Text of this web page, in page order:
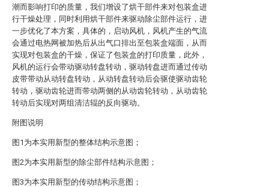
潮而影响打印的质量，我们增设了烘干部件来对包装盒进
行干燥处理，同时利用烘干部件来驱动除尘部件运行，进
一步优化了本方案，具体的，启动风机，风机产生的气流
会通过电热网被加热后从出气口排出至包装盒端面，从而
实现对包装盒的干燥，保证了包装盒的打印质量，此外，
风机的运行会带动驱动转盘转动，驱动转盘进而通过传动
皮带带动从动转盘转动，从动转盘转动后会驱使驱动齿轮
转动，驱动齿轮进而带动两侧的从动齿轮转动，从动齿轮
转动后实现对两组清洁辊的反向驱动。
附图说明
图1为本实用新型的整体结构示意图；
图2为本实用新型的除尘部件结构示意图；
图3为本实用新型的传动结构示意图；